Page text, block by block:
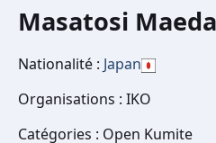
Masatosi Maeda
Nationalité : Japan
Organisations : IKO
Catégories : Open Kumite